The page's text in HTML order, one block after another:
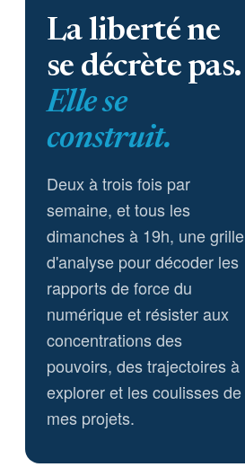
La liberté ne
se décrète pas.
Elle se
construit.
Deux à trois fois par
semaine, et tous les
dimanches à 19h, une grille
d'analyse pour décoder les
rapports de force du
numérique et résister aux
concentrations des
pouvoirs, des trajectoires à
explorer et les coulisses de
mes projets.